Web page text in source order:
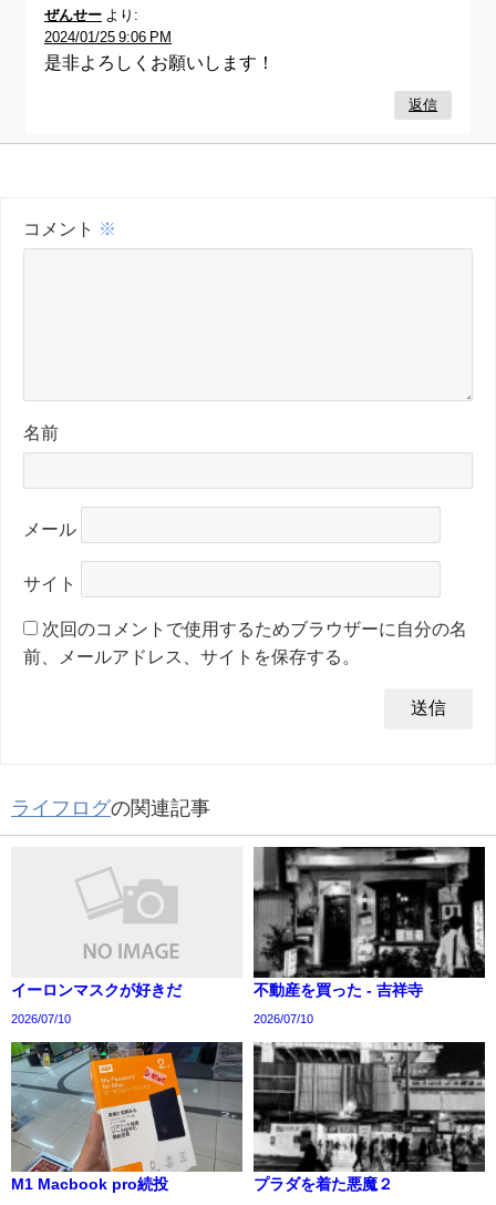
ぜんせー より:
2024/01/25 9:06 PM
是非よろしくお願いします！
返信
コメント ※
名前
メール
サイト
次回のコメントで使用するためブラウザーに自分の名
前、メールアドレス、サイトを保存する。
ライフログの関連記事
イーロンマスクが好きだ
2026/07/10
不動産を買った - 吉祥寺
2026/07/10
M1 Macbook pro続投 プラダを着た悪魔２